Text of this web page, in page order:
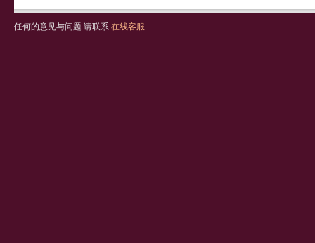
任何的意见与问题 请联系 在线客服